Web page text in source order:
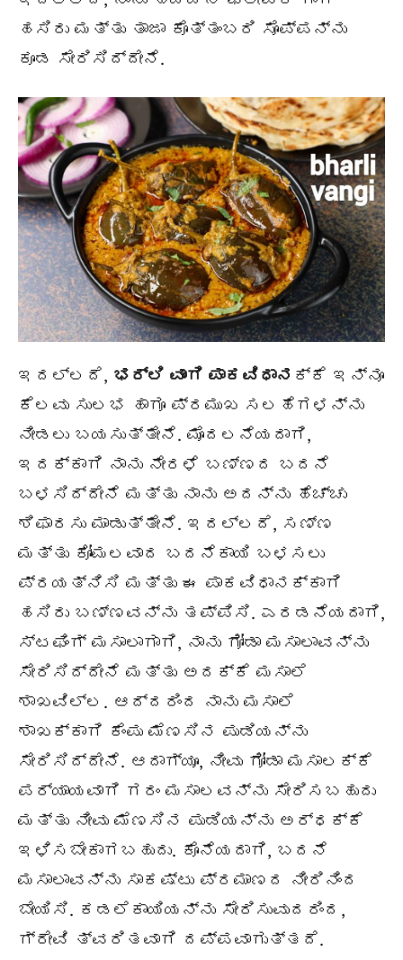
ಹಸಿರು ಮತ್ತು ತಾಜಾ ಕೊತ್ತಂಬರಿ ಸೊಪ್ಪನ್ನು
ಕೂಡ ಸೇರಿಸಿದ್ದೇನೆ.
ಇದಲ್ಲದೆ, ಭರ್ಲಿ ವಾಂಗಿ ಪಾಕವಿಧಾನ ಕ್ಕೆ ಇನ್ನೂ
ಕೆಲವು ಸುಲಭ ಹಾಗೂ ಪ್ರಮುಖ ಸಲಹೆಗಳನ್ನು
ನೀಡಲು ಬಯಸುತ್ತೇನೆ. ಮೊದಲನೆಯದಾಗಿ,
ಇದಕ್ಕಾಗಿ ನಾನು ನೇರಳೆ ಬಣ್ಣದ ಬದನೆ
ಬಳಸಿದ್ದೇನೆ ಮತ್ತು ನಾನು ಅದನ್ನು ಹೆಚ್ಚು
ಶಿಫಾರಸು ಮಾಡುತ್ತೇನೆ. ಇದಲ್ಲದೆ, ಸಣ್ಣ
ಮತ್ತು ಕೋಮಲವಾದ ಬದನೆಕಾಯಿ ಬಳಸಲು
ಪ್ರಯತ್ನಿಸಿ ಮತ್ತು ಈ ಪಾಕವಿಧಾನಕ್ಕಾಗಿ
ಹಸಿರು ಬಣ್ಣವನ್ನು ತಪ್ಪಿಸಿ. ಎರಡನೆಯದಾಗಿ,
ಸ್ಟಫಿಂಗ್ ಮಸಾಲಾಗಾಗಿ, ನಾನು ಗೋಡಾ ಮಸಾಲಾವನ್ನು
ಸೇರಿಸಿದ್ದೇನೆ ಮತ್ತು ಅದಕ್ಕೆ ಮಸಾಲೆ
ಶಾಖವಿಲ್ಲ. ಆದ್ದರಿಂದ ನಾನು ಮಸಾಲೆ
ಶಾಖಕ್ಕಾಗಿ ಕೆಂಪು ಮೆಣಸಿನ ಪುಡಿಯನ್ನು
ಸೇರಿಸಿದ್ದೇನೆ. ಆದಾಗ್ಯೂ, ನೀವು ಗೋಡಾ ಮಸಾಲಕ್ಕೆ
ಪರ್ಯಾಯವಾಗಿ ಗರಂ ಮಸಾಲವನ್ನು ಸೇರಿಸಬಹುದು
ಮತ್ತು ನೀವು ಮೆಣಸಿನ ಪುಡಿಯನ್ನು ಅರ್ಧಕ್ಕೆ
ಇಳಿಸಬೇಕಾಗಬಹುದು. ಕೊನೆಯದಾಗಿ, ಬದನೆ
ಮಸಾಲಾವನ್ನು ಸಾಕಷ್ಟು ಪ್ರಮಾಣದ ನೀರಿನಿಂದ
ಬೇಯಿಸಿ. ಕಡಲೆಕಾಯಿಯನ್ನು ಸೇರಿಸುವುದರಿಂದ,
ಗ್ರೇವಿ ತ್ವರಿತವಾಗಿ ದಪ್ಪವಾಗುತ್ತದೆ.